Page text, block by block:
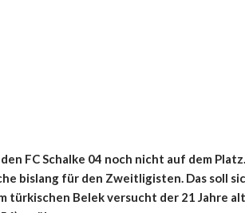
FC Schalke 04 noch nicht auf dem
bislang für den Zweitligisten. Das soll
türkischen Belek versucht der 21 Jahre